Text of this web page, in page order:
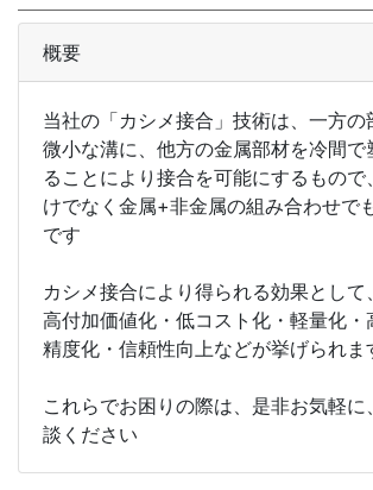
概要
当社の「カシメ接合」技術は、一方の
微小な溝に、他方の金属部材を冷間で
ることにより接合を可能にするもので
けでなく金属+非金属の組み合わせで
です
カシメ接合により得られる効果として
高付加価値化・低コスト化・軽量化・
精度化・信頼性向上などが挙げられま
これらでお困りの際は、是非お気軽に
談ください